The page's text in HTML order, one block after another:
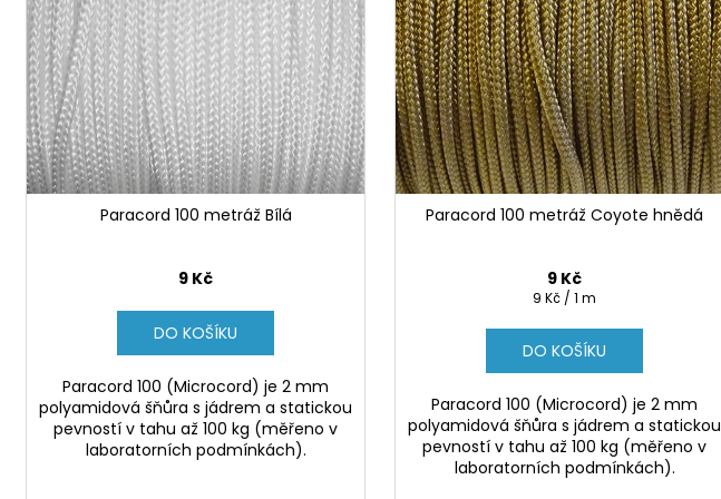
d
u
k
t
ů
r
o
d
u
k
t
ů Paracord 100 metráž Bílá
9 Kč
DO KOŠÍKU
Paracord 100 (Microcord) je 2 mm
polyamidová šňůra s jádrem a statickou
pevností v tahu až 100 kg (měřeno v
laboratorních podmínkách).
Paracord 100 metráž Coyote hnědá
9 Kč
Měrná
9 Kč / 1 m
DO KOŠÍKU
Paracord 100 (Microcord) je 2 mm
polyamidová šňůra s jádrem a statickou
pevností v tahu až 100 kg (měřeno v
laboratorních podmínkách).